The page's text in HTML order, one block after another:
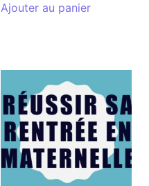
Ajouter au panier